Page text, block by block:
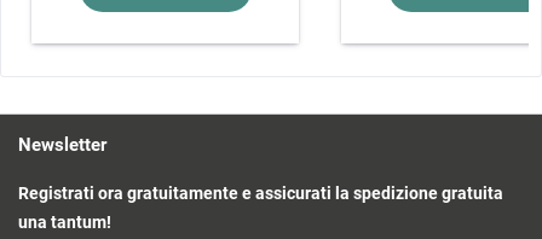
Newsletter
Registrati ora gratuitamente e assicurati la spedizione gratuita
una tantum!